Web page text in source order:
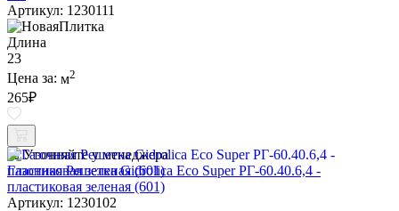
Артикул: 1230111
Длина
23
Цена за: м2
265₽
Уточняйте у менеджера
Газонная Решетка Gidrolica Eco Super РГ-60.40.6,4 -
пластиковая зеленая (601)
Артикул: 1230102